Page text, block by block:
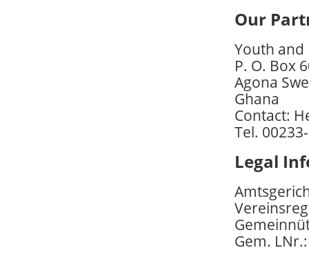
Our
Youth and
P. O. Box
Agona
Ghana
Contact:
Tel.
Legal
Gem.